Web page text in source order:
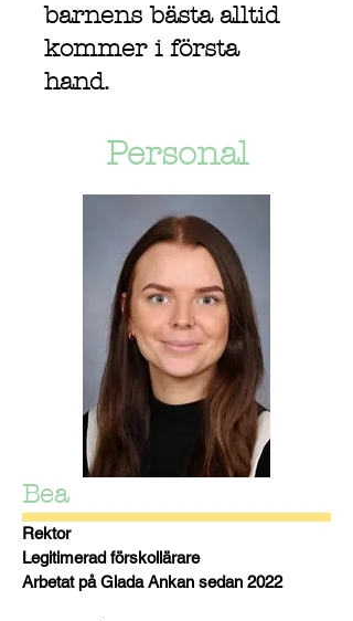
barnens bästa alltid
kommer i första
hand.
Personal
Bea
Rektor
Legitimerad förskollärare
Arbetat på Glada Ankan sedan 2022